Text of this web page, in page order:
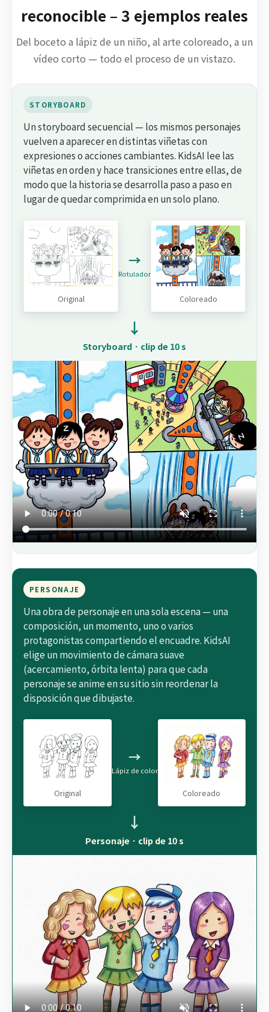
reconocible – 3 ejemplos reales
Del boceto a lápiz de un niño, al arte coloreado, a un
vídeo corto — todo el proceso de un vistazo.
STORYBOARD
Un storyboard secuencial — los mismos personajes
vuelven a aparecer en distintas viñetas con
expresiones o acciones cambiantes. KidsAI lee las
viñetas en orden y hace transiciones entre ellas, de
modo que la historia se desarrolla paso a paso en
lugar de quedar comprimida en un solo plano.
Original
→
Rotulador
Coloreado
↓
Storyboard · clip de 10 s
PERSONAJE
Una obra de personaje en una sola escena — una
composición, un momento, uno o varios
protagonistas compartiendo el encuadre. KidsAI
elige un movimiento de cámara suave
(acercamiento, órbita lenta) para que cada
personaje se anime en su sitio sin reordenar la
disposición que dibujaste.
Original
→
Lápiz de color
Coloreado
↓
Personaje · clip de 10 s